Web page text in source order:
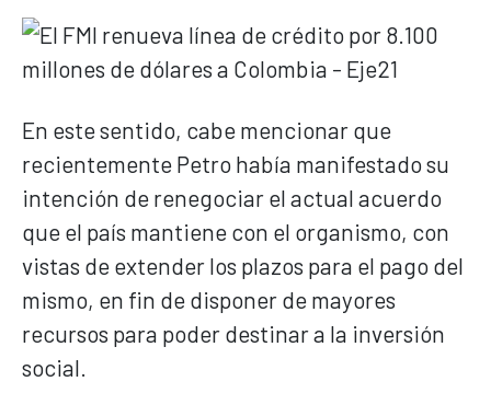
En este sentido, cabe mencionar que
recientemente Petro había manifestado su
intención de renegociar el actual acuerdo
que el país mantiene con el organismo, con
vistas de extender los plazos para el pago del
mismo, en fin de disponer de mayores
recursos para poder destinar a la inversión
social.